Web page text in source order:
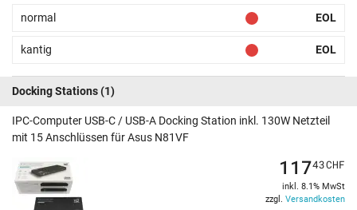
normal EOL
kantig EOL
Docking Stations(1)
IPC-Computer USB-C / USB-A Docking Station inkl. 130W Netzteil
mit 15 Anschlüssen für Asus N81VF
11743CHF
inkl. 8.1% MwSt
zzgl. Versandkosten